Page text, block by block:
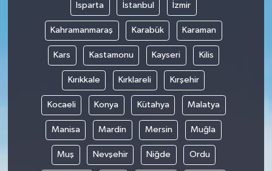
Isparta İstanbul İzmir
Kahramanmaraş Karabük Karaman
Kars Kastamonu Kayseri Kilis
Kırıkkale Kırklareli Kırşehir
Kocaeli Konya Kütahya Malatya
Manisa Mardin Mersin Muğla
Muş Nevşehir Niğde Ordu